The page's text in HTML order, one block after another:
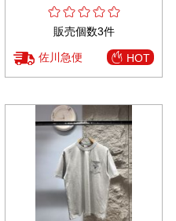
販売個数3件
佐川急便 HOT